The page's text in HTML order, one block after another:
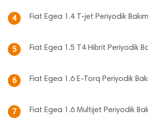
4 Fiat Egea 1.4 T-jet Periyodik Bakım
5 Fiat Egea 1.5 T4 Hibrit Periyodik
6 Fiat Egea 1.6 E-Torq Periyodik
7 Fiat Egea 1.6 Multijet Periyodik